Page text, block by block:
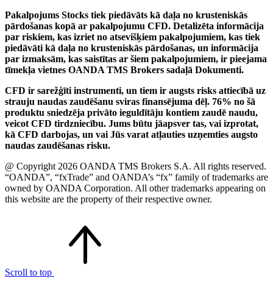
Pakalpojums Stocks tiek piedāvāts kā daļa no krusteniskās
pārdošanas kopā ar pakalpojumu CFD. Detalizēta informācija
par riskiem, kas izriet no atsevišķiem pakalpojumiem, kas tiek
piedāvāti kā daļa no krusteniskās pārdošanas, un informācija
par izmaksām, kas saistītas ar šiem pakalpojumiem, ir pieejama
tīmekļa vietnes OANDA TMS Brokers sadaļā Dokumenti.
CFD ir sarežģīti instrumenti, un tiem ir augsts risks attiecībā uz
strauju naudas zaudēšanu sviras finansējuma dēļ. 76% no šā
produktu sniedzēja privāto ieguldītāju kontiem zaudē naudu,
veicot CFD tirdzniecību. Jums būtu jāapsver tas, vai izprotat,
kā CFD darbojas, un vai Jūs varat atļauties uzņemties augsto
naudas zaudēšanas risku.
@ Copyright 2026 OANDA TMS Brokers S.A. All rights reserved.
“OANDA”, “fxTrade” and OANDA’s “fx” family of trademarks are
owned by OANDA Corporation. All other trademarks appearing on
this website are the property of their respective owner.
Scroll to top